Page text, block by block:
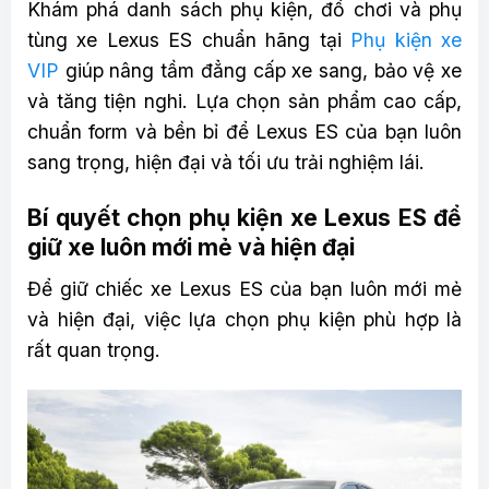
Khám phá danh sách phụ kiện, đồ chơi và phụ
tùng xe Lexus ES chuẩn hãng tại Phụ kiện xe
VIP giúp nâng tầm đẳng cấp xe sang, bảo vệ xe
và tăng tiện nghi. Lựa chọn sản phẩm cao cấp,
chuẩn form và bền bỉ để Lexus ES của bạn luôn
sang trọng, hiện đại và tối ưu trải nghiệm lái.
Bí quyết chọn phụ kiện xe Lexus ES để
giữ xe luôn mới mẻ và hiện đại
Để giữ chiếc xe Lexus ES của bạn luôn mới mẻ
và hiện đại, việc lựa chọn phụ kiện phù hợp là
rất quan trọng.